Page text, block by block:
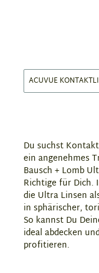
ACUVUE
Du suchst
ein angenehmes
Bausch + Lomb
Richtige für Dich.
die Ultra Linsen
in sphärischer,
So kannst Du
ideal abdecken
profitieren.